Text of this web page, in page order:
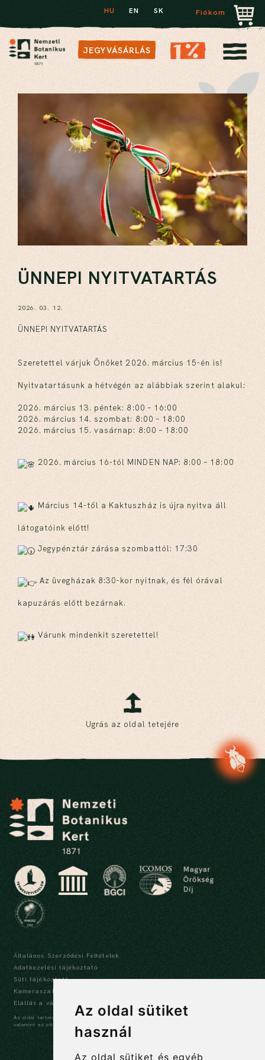
Az oldal sütiket
használ
Az oldal sütiket és egyéb
HU EN SK Fiókom
JEGYVÁSÁRLÁS
ÜNNEPI NYITVATARTÁS
2026. 03. 12.
ÜNNEPI NYITVATARTÁS
Szeretettel várjuk Önöket 2026. március 15-én is!
Nyitvatartásunk a hétvégén az alábbiak szerint alakul:
2026. március 13. péntek: 8:00 – 16:00
2026. március 14. szombat: 8:00 – 18:00
2026. március 15. vasárnap: 8:00 – 18:00
2026. március 16-tól MINDEN NAP: 8:00 – 18:00
Március 14-től a Kaktuszház is újra nyitva áll
látogatóink előtt!
Jegypénztár zárása szombattól: 17:30
Az üvegházak 8:30-kor nyitnak, és fél órával
kapuzárás előtt bezárnak.
Várunk mindenkit szeretettel!
Ugrás az oldal tetejére
Általános Szerződési Feltételek
Adatkezelési tájékoztató
Süti tájékoztató
Kameraszabályzat és tájékoztató
Elállás a vásárlástól
Az oldal tartalma szerzői jogi védelem alatt áll, a tartalmak idézése során a forrás,
valamint az ott megjelölt szerző megnevezése kötelező -